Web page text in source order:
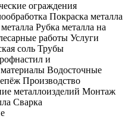
ограждения
Покраска металла
Рубка металла на
работы Услуги
соль Трубы
и
Водосточные
Производство
металлоизделий Монтаж
Сварка